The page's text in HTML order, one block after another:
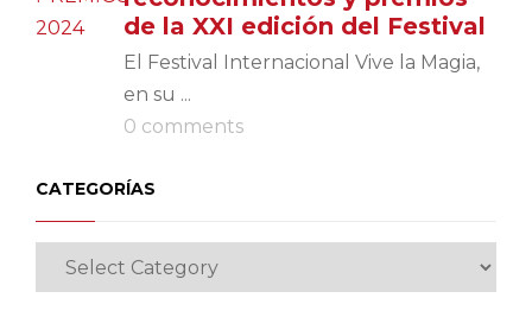
de la XXI edición del Festival
El Festival Internacional Vive la Magia,
en su ...
0 comments
CATEGORÍAS